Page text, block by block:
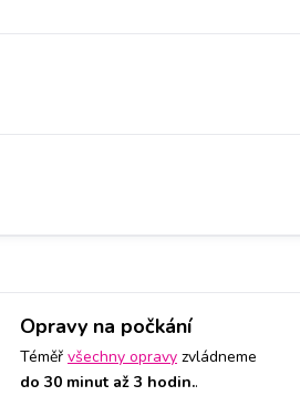
Opravy na počkání
Téměř všechny opravy zvládneme
do 30 minut až 3 hodin..